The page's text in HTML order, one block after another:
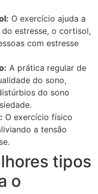
O exercício ajuda a
estresse, o cortisol,
com estresse
A prática regular de
do sono,
do sono
O exercício físico
a tensão
tipos
o